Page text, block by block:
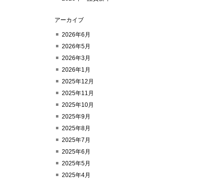
アーカイブ
2026年6月
2026年5月
2026年3月
2026年1月
2025年12月
2025年11月
2025年10月
2025年9月
2025年8月
2025年7月
2025年6月
2025年5月
2025年4月